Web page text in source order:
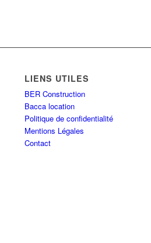
LIENS UTILES
BER Construction
Bacca location
Politique de confidentialité
Mentions Légales
Contact